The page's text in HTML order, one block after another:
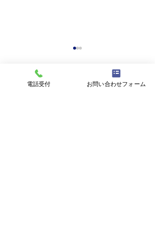
コメント電話受付 お問い合わせフォーム